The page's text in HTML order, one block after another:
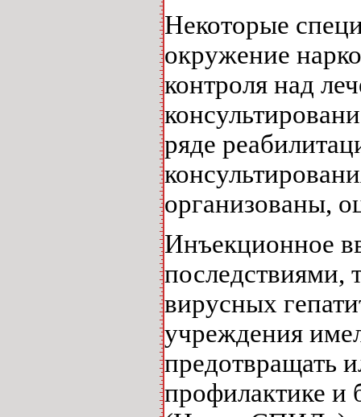
Некоторые
окружение
контроля над
ряде
организованы,
Инъекционное
последствиями,
вирусных
учреждения
предотвращать
профилактике